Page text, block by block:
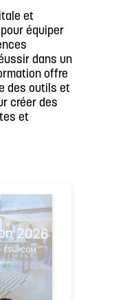
et
équiper
dans un
offre
des outils et
créer des
et